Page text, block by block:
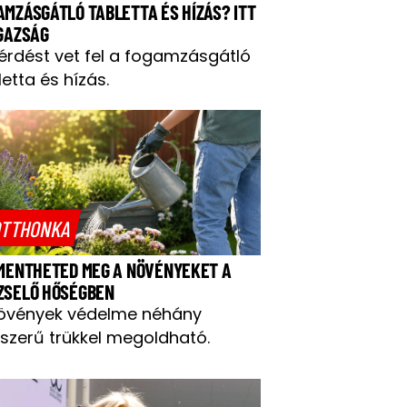
TABLETTA ÉS HÍZÁS? ITT
vet fel a fogamzásgátló
és hízás.
MEG A NÖVÉNYEKET A
HŐSÉGBEN
védelme néhány
trükkel megoldható.